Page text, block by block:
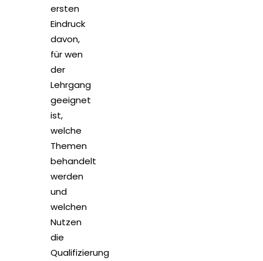
ersten
Eindruck
davon,
für wen
der
Lehrgang
geeignet
ist,
welche
Themen
behandelt
werden
und
welchen
Nutzen
die
Qualifizierung